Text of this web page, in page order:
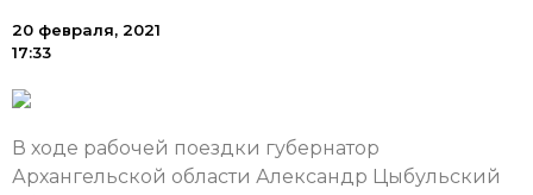
20 февраля, 2021
17:33
В ходе рабочей поездки губернатор
Архангельской области Александр Цыбульский